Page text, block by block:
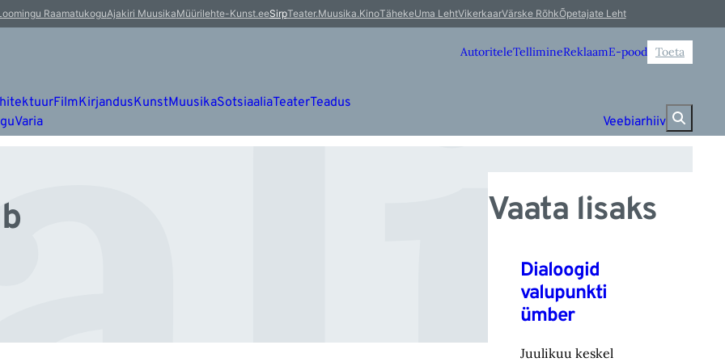
RaamatukoguAjakiri MuusikaMüürilehte-Kunst.eeSirpTeater.Muusika.KinoTähekeUma LehtVikerkaarVärske RõhkÕpetajate Leht
AutoriteleTellimineReklaamE-pood Toeta
FilmKirjandusKunstMuusikaSotsiaaliaTeaterTeadus
Varia Veebiarhiiv
Vaata lisaks
Dialoogid
valupunkti
ümber
Juulikuu keskel